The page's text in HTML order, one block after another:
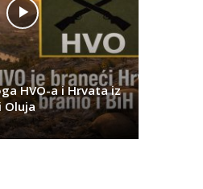
HVO-a i Hrvata iz
Oluja